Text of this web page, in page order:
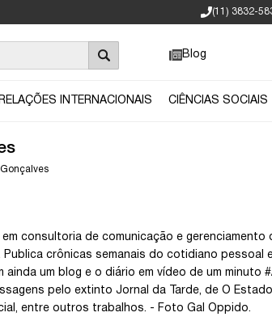
(11) 3832-
Blog
RELAÇÕES INTERNACIONAIS CIÊNCIAS SOCIAIS
Gonçalves
consultoria de comunicação e gerenciamento
crônicas semanais do cotidiano pessoal
um blog e o diário em vídeo de um minuto
pelo extinto Jornal da Tarde, de O
entre outros trabalhos. - Foto Gal Oppido.